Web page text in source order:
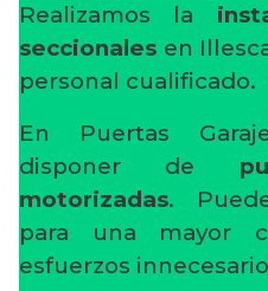
Realizamos la
seccionales en
personal cualificado.
En Puertas
disponer de
motorizadas.
para una mayor
esfuerzos